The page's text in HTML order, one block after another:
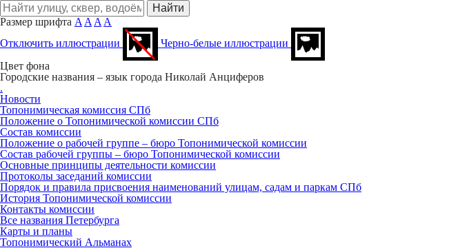
Размер шрифта A A A A
Отключить иллюстрации
Черно-белые иллюстрации
Цвет фона
Городские названия – язык города Николай Анциферов
.
Новости
Топонимическая комиссия СПб
Положение о Топонимической комиссии СПб
Состав комиссии
Положение о рабочей группе – бюро Топонимической комиссии
Состав рабочей группы – бюро Топонимической комиссии
Основные принципы деятельности комиссии
Протоколы заседаний комиссии
Порядок и правила присвоения наименований улицам, садам и паркам СПб
История Топонимической комиссии
Контакты комиссии
Все названия Петербурга
Карты и планы
Топонимический Альманах